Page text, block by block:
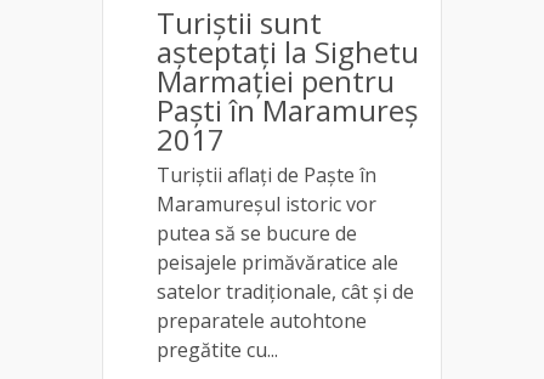
Turiștii sunt
așteptați la Sighetu
Marmației pentru
Paști în Maramureș
2017
Turiștii aflați de Paște în
Maramureșul istoric vor
putea să se bucure de
peisajele primăvăratice ale
satelor tradiționale, cât și de
preparatele autohtone
pregătite cu...